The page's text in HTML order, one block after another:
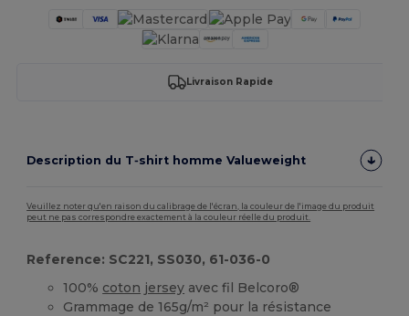
Livraison Rapide
Description du T‑shirt homme Valueweight
Veuillez noter qu'en raison du calibrage de l'écran, la couleur de l'image du produit
peut ne pas correspondre exactement à la couleur réelle du produit.
Reference: SC221, SS030, 61-036-0
100% coton jersey avec fil Belcoro®
Grammage de 165g/m² pour la résistance